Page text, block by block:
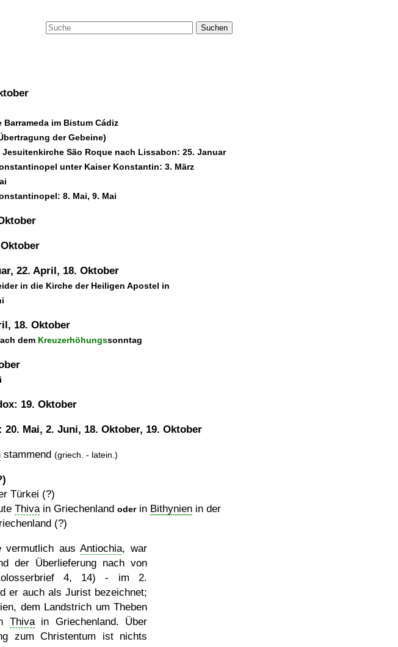
Suchen
im Bistum Cádiz
der Gebeine)
São Roque nach Lissabon: 25. Januar
unter Kaiser Konstantin: 3. März
8. Mai, 9. Mai
22. April, 18. Oktober
in die Kirche der Heiligen Apostel in
18. Oktober
dem Kreuzerhöhungssonntag
19. Oktober
Mai, 2. Juni, 18. Oktober, 19. Oktober
stammend (griech. - latein.)
Türkei (?)
Thivain Griechenland oderin Bithynien in der
(?)
vermutlich ausAntiochia, war
der Überlieferung nach von
4, 14) - im 2.
er auch als Jurist bezeichnet;
dem Landstrich um Theben
Thivain Griechenland. Über
zum Christentum ist nichts